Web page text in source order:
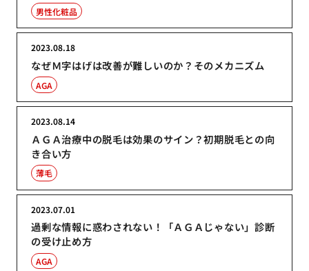
男性化粧品
なぜＭ字はげは改善が難しいのか？そのメカニズム
2023.08.18
AGA
ＡＧＡ治療中の脱毛は効果のサイン？初期脱毛との向
き合い方
2023.08.14
薄毛
過剰な情報に惑わされない！「ＡＧＡじゃない」診断
の受け止め方
2023.07.01
AGA